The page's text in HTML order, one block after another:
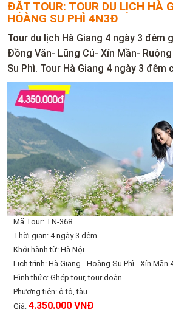
ĐẶT TOUR: TOUR DU LỊCH HÀ
HOÀNG SU PHÌ 4N3Đ
Tour du lịch Hà Giang 4 ngày 3 đêm
Đồng Văn- Lũng Cú- Xín Mần-
Su Phì. Tour Hà Giang 4 ngày 3
Mã Tour: TN-368
Thời gian: 4 ngày 3 đêm
Khởi hành từ: Hà Nội
Lịch trình: Hà Giang - Hoàng Su Phì - Xín Mần
Hình thức: Ghép tour, tour đoàn
Phương tiện: ô tô, tàu
Giá:4.350.000 VNĐ